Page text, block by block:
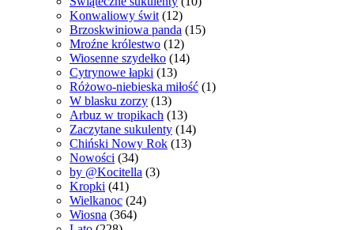
Konwaliowy świt (12)
Brzoskwiniowa panda (15)
Mroźne królestwo (12)
Wiosenne szydełko (14)
Cytrynowe łapki (13)
Różowo-niebieska miłość (1)
W blasku zorzy (13)
Arbuz w tropikach (13)
Zaczytane sukulenty (14)
Chiński Nowy Rok (13)
Nowości (34)
by @Kocitella (3)
Kropki (41)
Wielkanoc (24)
Wiosna (364)